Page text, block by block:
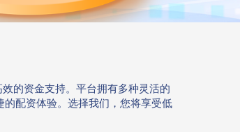
的资金支持。平台拥有多种灵活的
配资体验。选择我们，您将享受低